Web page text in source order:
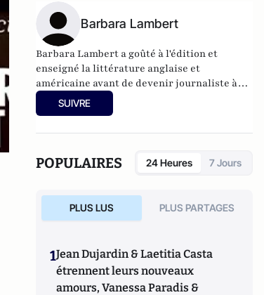
Barbara Lambert
Barbara Lambert a goûté à l'édition et
enseigné la littérature anglaise et
américaine avant de devenir journaliste à
"Livres Hebdo". Elle est aujourd'hui
responsable des rubriques société/idées
SUIVRE
POPULAIRES 24 Heures 7 Jours
PLUS LUS PLUS PARTAGES
1Jean Dujardin & Laetitia Casta
étrennent leurs nouveaux
amours, Vanessa Paradis &